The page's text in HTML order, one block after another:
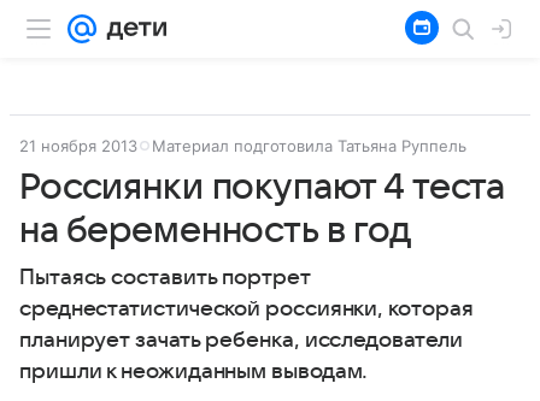
21 ноября 2013 Материал подготовила Татьяна Руппель
Россиянки покупают 4 теста
на беременность в год
Пытаясь составить портрет
среднестатистической россиянки, которая
планирует зачать ребенка, исследователи
пришли к неожиданным выводам.